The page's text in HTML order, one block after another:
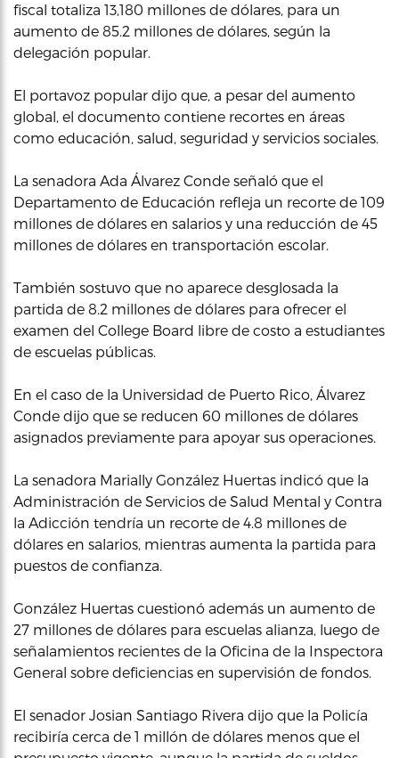
fiscal totaliza 13,180 millones de dólares, para un
aumento de 85.2 millones de dólares, según la
delegación popular.
El portavoz popular dijo que, a pesar del aumento
global, el documento contiene recortes en áreas
como educación, salud, seguridad y servicios sociales.
La senadora Ada Álvarez Conde señaló que el
Departamento de Educación refleja un recorte de 109
millones de dólares en salarios y una reducción de 45
millones de dólares en transportación escolar.
También sostuvo que no aparece desglosada la
partida de 8.2 millones de dólares para ofrecer el
examen del College Board libre de costo a estudiantes
de escuelas públicas.
En el caso de la Universidad de Puerto Rico, Álvarez
Conde dijo que se reducen 60 millones de dólares
asignados previamente para apoyar sus operaciones.
La senadora Marially González Huertas indicó que la
Administración de Servicios de Salud Mental y Contra
la Adicción tendría un recorte de 4.8 millones de
dólares en salarios, mientras aumenta la partida para
puestos de confianza.
González Huertas cuestionó además un aumento de
27 millones de dólares para escuelas alianza, luego de
señalamientos recientes de la Oficina de la Inspectora
General sobre deficiencias en supervisión de fondos.
El senador Josian Santiago Rivera dijo que la Policía
recibiría cerca de 1 millón de dólares menos que el